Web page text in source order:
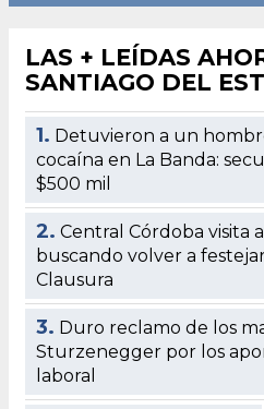
LAS + LEÍDAS
SANTIAGO DEL
1. Detuvieron a un
cocaína en La Banda:
$500 mil
2. Central Córdoba visita
buscando volver a
Clausura
3. Duro reclamo de los
Sturzenegger por los
laboral